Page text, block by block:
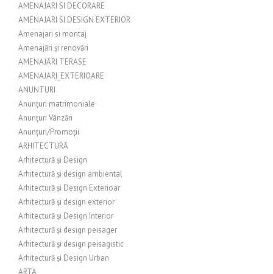
AMENAJARI SI DECORARE
AMENAJARI SI DESIGN EXTERIOR
Amenajari si montaj
Amenajări și renovări
AMENAJĂRI TERASE
AMENAJARI_EXTERIOARE
ANUNTURI
Anunțuri matrimoniale
Anunțuri Vânzări
Anunțuri/Promoții
ARHITECTURĂ
Arhitectură și Design
Arhitectură și design ambiental
Arhitectură și Design Exterioar
Arhitectură și design exterior
Arhitectură și Design Interior
Arhitectură și design peisager
Arhitectură și design peisagistic
Arhitectură și Design Urban
ARTA